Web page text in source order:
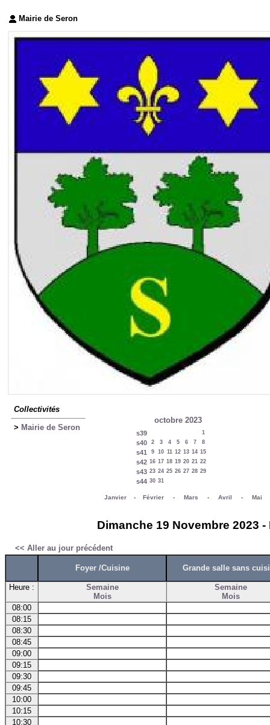
Mairie de Seron
Collectivités
> Mairie de Seron
octobre 2023
s39 1
s40 2 3 4 5 6 7 8
s41 9 10 11 12 13 14 15
s42 16 17 18 19 20 21 22
s43 23 24 25 26 27 28 29
s44 30 31
Janvier- Février- Mars - Avril - Mai
Dimanche 19 Novembre 2023
<< Aller au jour précédent
Foyer /Cuisine Grande salle sans
Heure :
Semaine
Mois
Semaine
Mois
08:00
08:15
08:30
08:45
09:00
09:15
09:30
09:45
10:00
10:15
10:30